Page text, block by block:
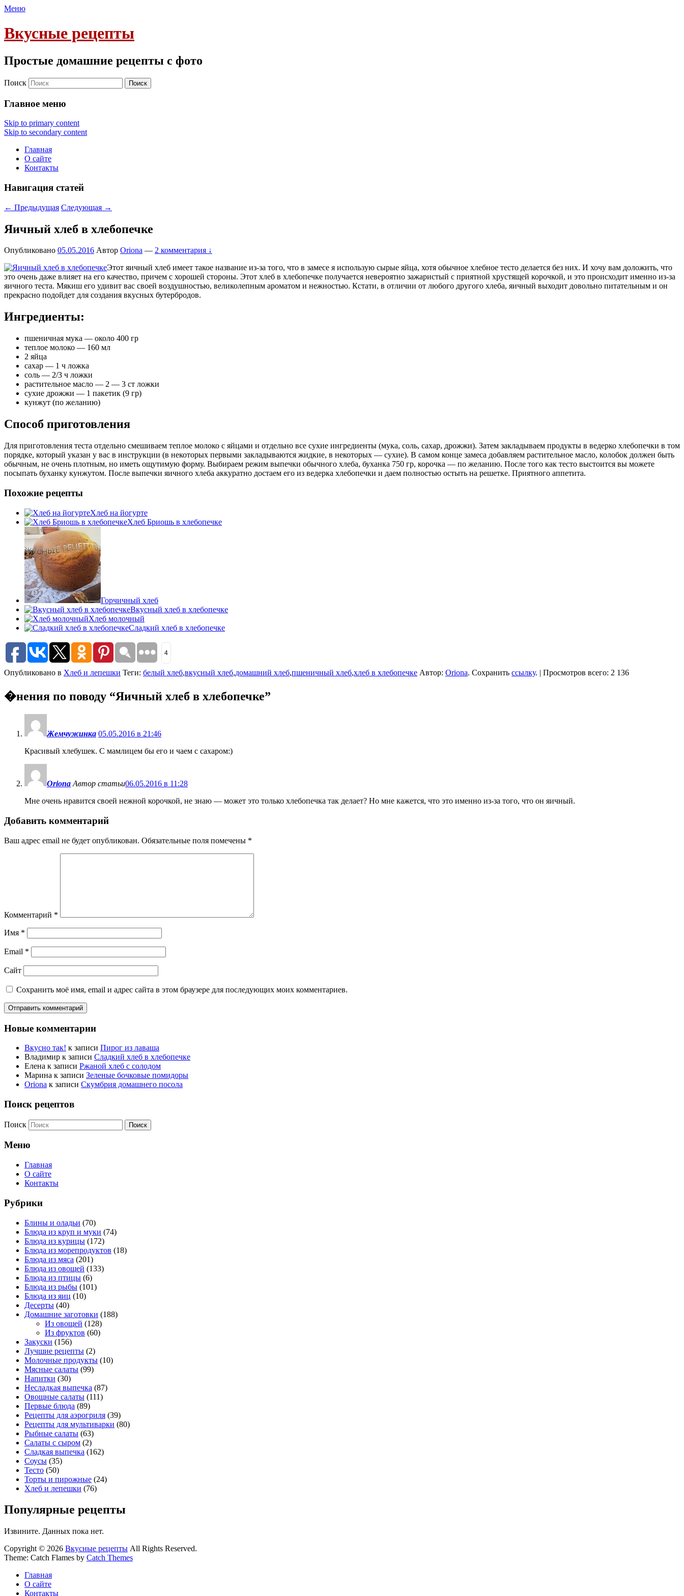
Меню
Вкусные рецепты
Простые домашние рецепты с фото
Поиск
Главное меню
Skip to primary content
Skip to secondary content
Главная
О сайте
Контакты
Навигация статей
← Предыдущая Следующая →
Яичный хлеб в хлебопечке
Опубликовано 05.05.2016 Автор Oriona — 2 комментария ↓
Этот яичный хлеб имеет такое название из-за того, что в замесе я использую сырые яйца, хотя обычное хлебное тесто делается без них. И хочу вам доложить, что
это очень даже влияет на его качество, причем с хорошей стороны. Этот хлеб в хлебопечке получается невероятно зажаристый с приятной хрустящей корочкой, и это происходит именно из-за
яичного теста. Мякиш его удивит вас своей воздушностью, великолепным ароматом и нежностью. Кстати, в отличии от любого другого хлеба, яичный выходит довольно питательным и он
прекрасно подойдет для создания вкусных бутербродов.
Ингредиенты:
пшеничная мука — около 400 гр
теплое молоко — 160 мл
2 яйца
сахар — 1 ч ложка
соль — 2/3 ч ложки
растительное масло — 2 — 3 ст ложки
сухие дрожжи — 1 пакетик (9 гр)
кунжут (по желанию)
Способ приготовления
Для приготовления теста отдельно смешиваем теплое молоко с яйцами и отдельно все сухие ингредиенты (мука, соль, сахар, дрожжи). Затем закладываем продукты в ведерко хлебопечки в том
порядке, который указан у вас в инструкции (в некоторых первыми закладываются жидкие, в некоторых — сухие). В самом конце замеса добавляем растительное масло, колобок должен быть
обычным, не очень плотным, но иметь ощутимую форму. Выбираем режим выпечки обычного хлеба, буханка 750 гр, корочка — по желанию. После того как тесто выстоится вы можете
посыпать буханку кунжутом. После выпечки яичного хлеба аккуратно достаем его из ведерка хлебопечки и даем полностью остыть на решетке. Приятного аппетита.
Похожие рецепты
Хлеб на йогурте
Хлеб Бриошь в хлебопечке
Горчичный хлеб
Вкусный хлеб в хлебопечке
Хлеб молочный
Сладкий хлеб в хлебопечке
4
Опубликовано в Хлеб и лепешки Теги: белый хлеб,вкусный хлеб,домашний хлеб,пшеничный хлеб,хлеб в хлебопечке Автор: Oriona. Сохранить ссылку. | Просмотров всего: 2 136
�нения по поводу “Яичный хлеб в хлебопечке”
Жемчужинка 05.05.2016 в 21:46
Красивый хлебушек. С мамлицем бы его и чаем с сахаром:)
Oriona Автор статьи06.05.2016 в 11:28
Мне очень нравится своей нежной корочкой, не знаю — может это только хлебопечка так делает? Но мне кажется, что это именно из-за того, что он яичный.
Добавить комментарий
Ваш адрес email не будет опубликован. Обязательные поля помечены *
Комментарий *
Имя *
Email *
Сайт
Сохранить моё имя, email и адрес сайта в этом браузере для последующих моих комментариев.
Новые комментарии
Вкусно так! к записи Пирог из лаваша
Владимир к записи Сладкий хлеб в хлебопечке
Елена к записи Ржаной хлеб с солодом
Марина к записи Зеленые бочковые помидоры
Oriona к записи Скумбрия домашнего посола
Поиск рецептов
Поиск
Меню
Главная
О сайте
Контакты
Рубрики
Блины и оладьи (70)
Блюда из круп и муки (74)
Блюда из курицы (172)
Блюда из морепродуктов (18)
Блюда из мяса (201)
Блюда из овощей (133)
Блюда из птицы (6)
Блюда из рыбы (101)
Блюда из яиц (10)
Десерты (40)
Домашние заготовки (188)
Из овощей (128)
Из фруктов (60)
Закуски (156)
Лучшие рецепты (2)
Молочные продукты (10)
Мясные салаты (99)
Напитки (30)
Несладкая выпечка (87)
Овощные салаты (111)
Первые блюда (89)
Рецепты для аэрогриля (39)
Рецепты для мультиварки (80)
Рыбные салаты (63)
Салаты с сыром (2)
Сладкая выпечка (162)
Соусы (35)
Тесто (50)
Торты и пирожные (24)
Хлеб и лепешки (76)
Популярные рецепты
Извините. Данных пока нет.
Copyright © 2026 Вкусные рецепты All Rights Reserved.
Theme: Catch Flames by Catch Themes
Главная
О сайте
Контакты